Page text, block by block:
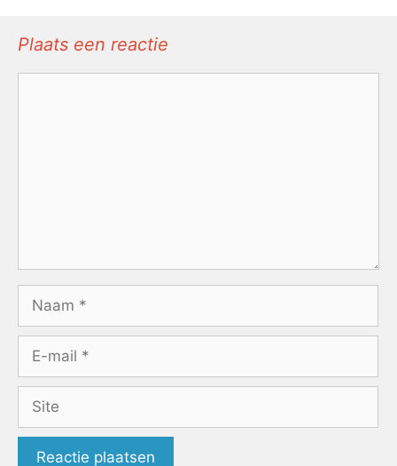
Plaats een reactie
Naam
Site